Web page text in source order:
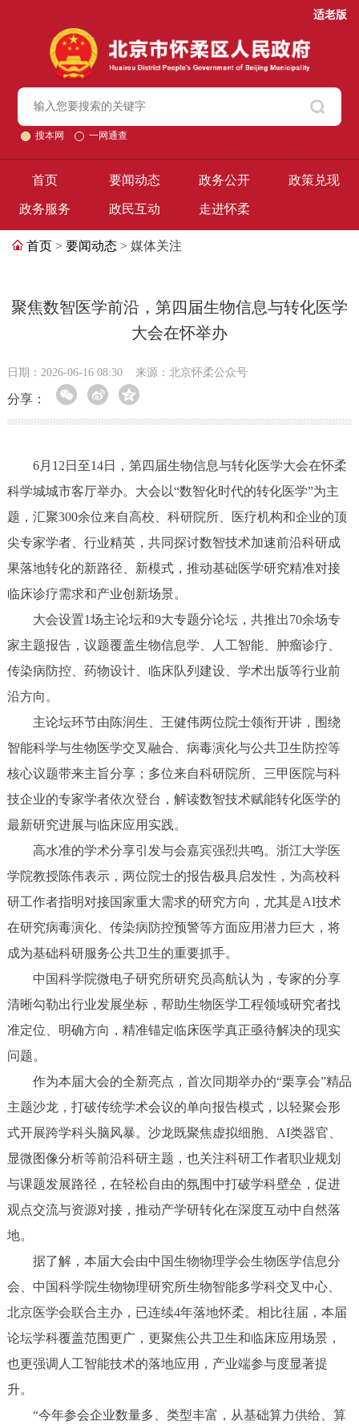
适老版
搜本网 一网通查
首页 要闻动态 政务公开 政策兑现
政务服务 政民互动 走进怀柔
首页 > 要闻动态 > 媒体关注
聚焦数智医学前沿，第四届生物信息与转化医学
大会在怀举办
日期：2026-06-16 08:30 来源：北京怀柔公众号
分享：
6月12日至14日，第四届生物信息与转化医学大会在怀柔
科学城城市客厅举办。大会以“数智化时代的转化医学”为主
题，汇聚300余位来自高校、科研院所、医疗机构和企业的顶
尖专家学者、行业精英，共同探讨数智技术加速前沿科研成
果落地转化的新路径、新模式，推动基础医学研究精准对接
临床诊疗需求和产业创新场景。
大会设置1场主论坛和9大专题分论坛，共推出70余场专
家主题报告，议题覆盖生物信息学、人工智能、肿瘤诊疗、
传染病防控、药物设计、临床队列建设、学术出版等行业前
沿方向。
主论坛环节由陈润生、王健伟两位院士领衔开讲，围绕
智能科学与生物医学交叉融合、病毒演化与公共卫生防控等
核心议题带来主旨分享；多位来自科研院所、三甲医院与科
技企业的专家学者依次登台，解读数智技术赋能转化医学的
最新研究进展与临床应用实践。
高水准的学术分享引发与会嘉宾强烈共鸣。浙江大学医
学院教授陈伟表示，两位院士的报告极具启发性，为高校科
研工作者指明对接国家重大需求的研究方向，尤其是AI技术
在研究病毒演化、传染病防控预警等方面应用潜力巨大，将
成为基础科研服务公共卫生的重要抓手。
中国科学院微电子研究所研究员高航认为，专家的分享
清晰勾勒出行业发展坐标，帮助生物医学工程领域研究者找
准定位、明确方向，精准锚定临床医学真正亟待解决的现实
问题。
作为本届大会的全新亮点，首次同期举办的“栗享会”精品
主题沙龙，打破传统学术会议的单向报告模式，以轻聚会形
式开展跨学科头脑风暴。沙龙既聚焦虚拟细胞、AI类器官、
显微图像分析等前沿科研主题，也关注科研工作者职业规划
与课题发展路径，在轻松自由的氛围中打破学科壁垒，促进
观点交流与资源对接，推动产学研转化在深度互动中自然落
地。
据了解，本届大会由中国生物物理学会生物医学信息分
会、中国科学院生物物理研究所生物智能多学科交叉中心、
北京医学会联合主办，已连续4年落地怀柔。相比往届，本届
论坛学科覆盖范围更广，更聚焦公共卫生和临床应用场景，
也更强调人工智能技术的落地应用，产业端参与度显著提
升。
“今年参会企业数量多、类型丰富，从基础算力供给、算